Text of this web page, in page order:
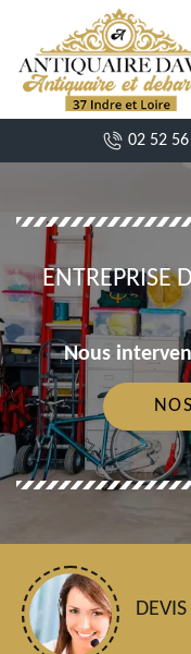
02 52
ENTREPRISE
Nous